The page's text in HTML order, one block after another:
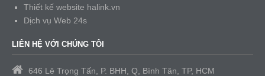
Thiết kế website halink.vn
Dịch vụ Web 24s
LIÊN HỆ VỚI CHÚNG TÔI
646 Lê Trọng Tấn, P. BHH, Q, Bình Tân, TP, HCM